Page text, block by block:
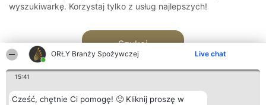
ORŁY Branży Spożywczej Live chat
15:41
Cześć, chętnie Ci pomogę! 🙂 Kliknij proszę w
wyszukiwarkę. Korzystaj tylko z usług najlepszych!
Szukaj